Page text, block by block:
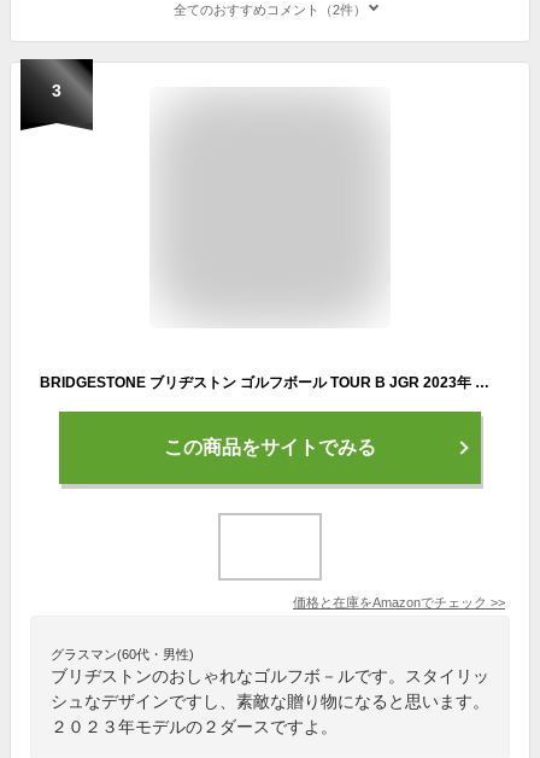
全てのおすすめコメント（2件）
3
BRIDGESTONE ブリヂストン ゴルフボール TOUR B JGR 2023年 モデル ２ダース おまけ付き (マットレッド_２ダース)
この商品をサイトでみる
価格と在庫をAmazonでチェック >>
グラスマン(60代・男性)
ブリヂストンのおしゃれなゴルフボ－ルです。スタイリッ
シュなデザインですし、素敵な贈り物になると思います。
２０２３年モデルの２ダースですよ。